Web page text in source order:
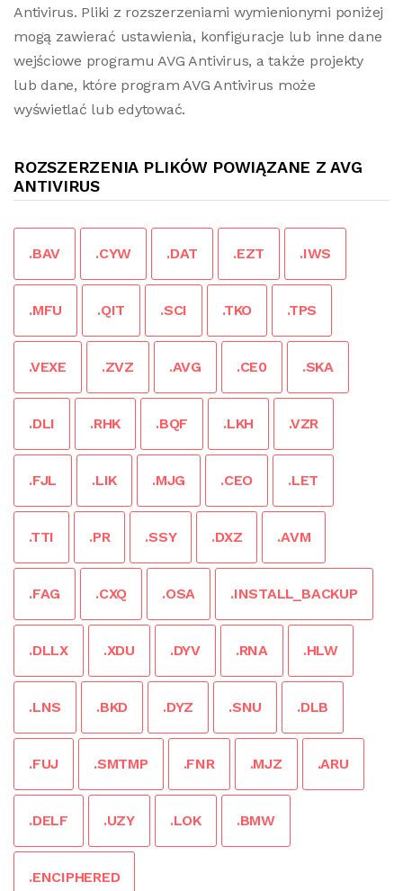
Antivirus. Pliki z rozszerzeniami wymienionymi poniżej
mogą zawierać ustawienia, konfiguracje lub inne dane
wejściowe programu AVG Antivirus, a także projekty
lub dane, które program AVG Antivirus może
wyświetlać lub edytować.
ROZSZERZENIA PLIKÓW POWIĄZANE Z AVG
ANTIVIRUS
.BAV .CYW .DAT .EZT .IWS
.MFU .QIT .SCI .TKO .TPS
.VEXE .ZVZ .AVG .CE0 .SKA
.DLI .RHK .BQF .LKH .VZR
.FJL .LIK .MJG .CEO .LET
.TTI .PR .SSY .DXZ .AVM
.FAG .CXQ .OSA .INSTALL_BACKUP
.DLLX .XDU .DYV .RNA .HLW
.LNS .BKD .DYZ .SNU .DLB
.FUJ .SMTMP .FNR .MJZ .ARU
.DELF .UZY .LOK .BMW
.ENCIPHERED